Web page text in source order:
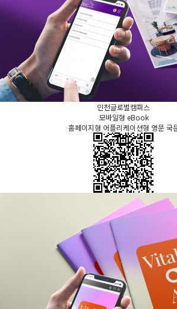
인천글로벌캠퍼스
모바일형 eBook
홈페이지형 어플리케이션형 영문 국